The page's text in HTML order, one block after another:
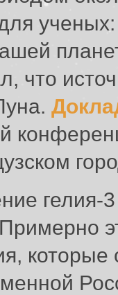
ученых:
что
которые